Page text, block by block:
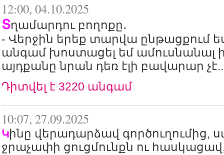
12:00, 04.10.2025
Տղամարդու բողոքը․
- Վերջին երեք տարվա ընթացքում
անգամ խոստացել եմ ամուսնանալ
այդքանը նրան դեռ էլի բավարար
Դիտվել է 3220 անգամ
10:07, 27.09.2025
Կինը վերադարձավ գործուղումից,
ջրաչափի ցուցմունքն ու